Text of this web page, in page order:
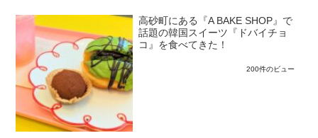
高砂町にある『A BAKE SHOP』で
話題の韓国スイーツ『ドバイチョ
コ』を食べてきた！
200件のビュー